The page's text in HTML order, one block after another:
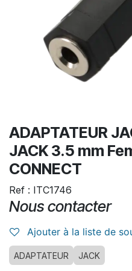
ADAPTATEUR
JACK 3.5 mm
CONNECT
Ref : ITC1746
Nous contacter
Ajouter à la liste de
ADAPTATEUR JACK